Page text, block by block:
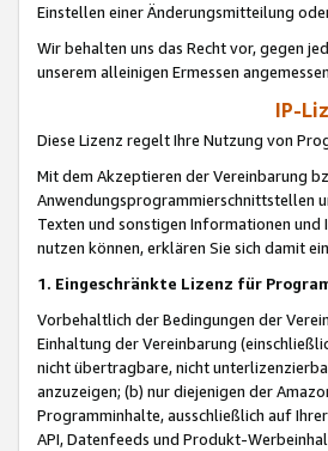
Einstellen einer Änderungsmitteilung
Wir behalten uns das Recht vor, gegen
unserem alleinigen Ermessen
IP-
Diese Lizenz regelt Ihre Nutzung von
Mit dem Akzeptieren der Vereinbarung
Anwendungsprogrammierschnittstellen
Texten und sonstigen Informationen und
nutzen können, erklären Sie sich damit
1. Eingeschränkte Lizenz für
Vorbehaltlich der Bedingungen der
Einhaltung der Vereinbarung
nicht übertragbare, nicht
anzuzeigen; (b) nur diejenigen der
Programminhalte, ausschließlich auf
API, Datenfeeds und Produkt-